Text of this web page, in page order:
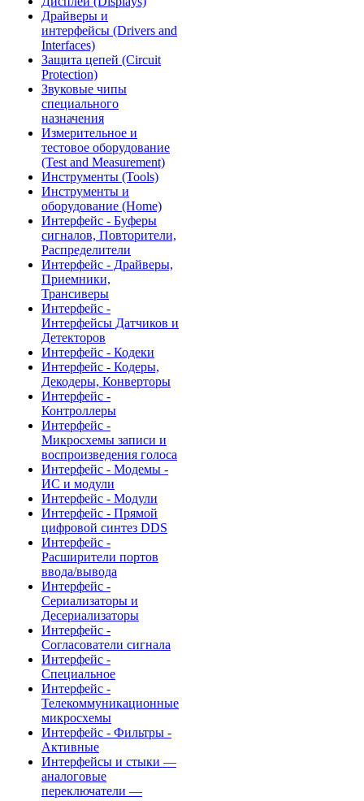
Драйверы и
интерфейсы (Drivers and
Interfaces)
Защита цепей (Circuit
Protection)
Звуковые чипы
специального
назначения
Измерительное и
тестовое оборудование
(Test and Measurement)
Инструменты (Tools)
Инструменты и
оборудование (Home)
Интерфейс - Буферы
сигналов, Повторители,
Распределители
Интерфейс - Драйверы,
Приемники,
Трансиверы
Интерфейс -
Интерфейсы Датчиков и
Детекторов
Интерфейс - Кодеки
Интерфейс - Кодеры,
Декодеры, Конверторы
Интерфейс -
Контроллеры
Интерфейс -
Микросхемы записи и
воспроизведения голоса
Интерфейс - Модемы -
ИС и модули
Интерфейс - Модули
Интерфейс - Прямой
цифровой синтез DDS
Интерфейс -
Расширители портов
ввода/вывода
Интерфейс -
Сериализаторы и
Десериализаторы
Интерфейс -
Согласователи сигнала
Интерфейс -
Специальное
Интерфейс -
Телекоммуникационные
микросхемы
Интерфейс - Фильтры -
Активные
Интерфейсы и стыки —
аналоговые
переключатели —